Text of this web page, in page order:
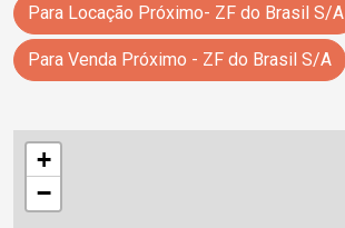
Para Locação Próximo- ZF do Brasil S/A
Para Venda Próximo - ZF do Brasil S/A
+
−